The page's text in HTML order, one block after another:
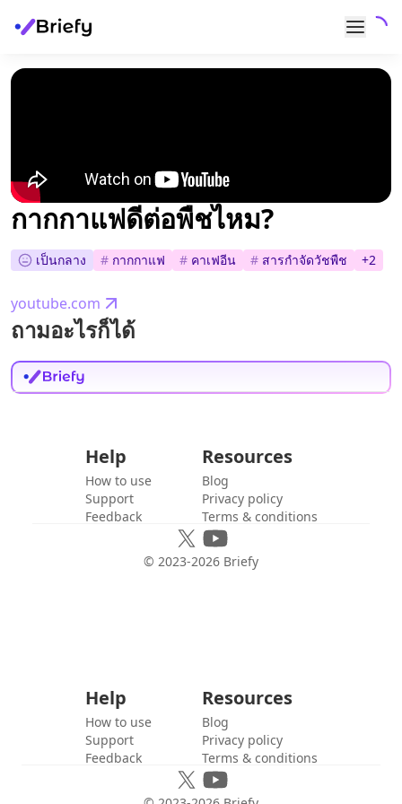
กากกาแฟดีต่อพืชไหม?
เป็นกลาง # กากกาแฟ # คาเฟอีน # สารกำจัดวัชพืช +2
youtube.com
ถามอะไรก็ได้
Help
How to use
Support
Feedback
Resources
Blog
Privacy policy
Terms & conditions
© 2023-2026 Briefy
Help
How to use
Support
Feedback
Resources
Blog
Privacy policy
Terms & conditions